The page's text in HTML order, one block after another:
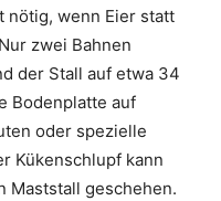
nötig, wenn Eier statt
zwei Bahnen
der Stall auf etwa 34
Bodenplatte auf
oder spezielle
Kükenschlupf kann
Maststall geschehen.